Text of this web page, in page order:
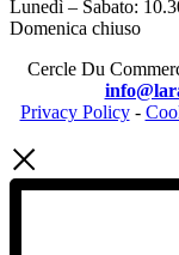
Lunedì – Sabato:
Domenica chiuso
Cercle Du
Privacy Policy-